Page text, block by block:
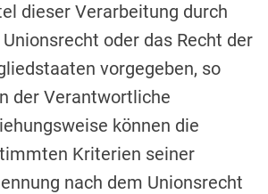
dieser Verarbeitung durch
Unionsrecht oder das Recht der
vorgegeben, so
der Verantwortliche
können die
Kriterien seiner
nach dem Unionsrecht